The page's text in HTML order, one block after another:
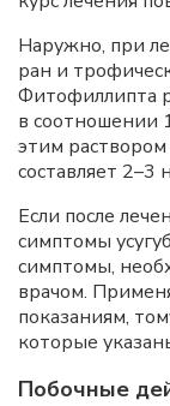
Наружно, при
ран и
Фитофиллипта
в соотношении
этим
составляет 2–3
Если после
симптомы
симптомы,
врачом.
показаниям,
которые
Побочные